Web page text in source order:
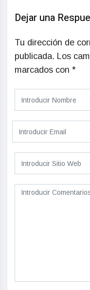
Dejar una
Tu dirección de
publicada. Los
marcados con *